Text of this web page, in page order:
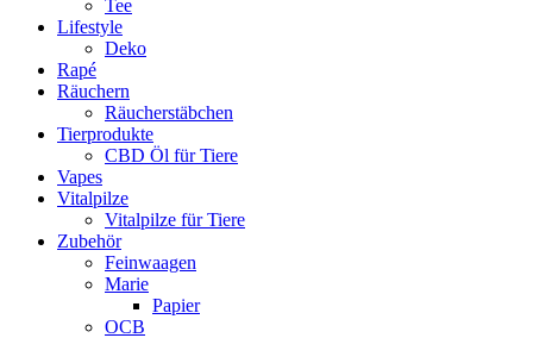
Tee
Lifestyle
Deko
Rapé
Räuchern
Räucherstäbchen
Tierprodukte
CBD Öl für Tiere
Vapes
Vitalpilze
Vitalpilze für Tiere
Zubehör
Feinwaagen
Marie
Papier
OCB